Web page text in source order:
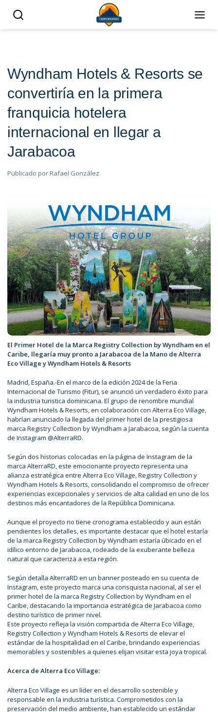
Wyndham Hotels & Resorts se
convertiría en la primera
franquicia hotelera
internacional en llegar a
Jarabacoa
Publicado porRafael González
El Primer Hotel de la Marca Registry Collection by Wyndham en el
Caribe, llegaría muy pronto a Jarabacoa de la Mano de Alterra
Eco Village y Wyndham Hotels & Resorts
Madrid, España.-En el marco de la edición 2024 de la Feria
Internacional de Turismo (Fitur), se anunció un verdadero éxito para
la industria turistica dominicana. El grupo de renombre mundial
Wyndham Hotels & Resorts, en colaboración con Alterra Eco Village,
habrían anunciado la llegada del primer hotel de la prestigiosa
marca Registry Collection by Wyndham a Jarabacoa, según la cuenta
de Instagram @AlterraRD.
Según dos historias colocadas en la página de Instagram de la
marca AlterraRD, este emocionante proyecto representa una
alianza estratégica entre Alterra Eco Village, Registry Collection y
Wyndham Hotels & Resorts, consolidando el compromiso de ofrecer
experiencias excepcionales y servicios de alta calidad en uno de los
destinos más encantadores de la República Dominicana.
Aunque el proyecto no tiene cronograma establecido y aun están
pendientes los detalles, es importante destacar que el hotel estaría
de la marca Registry Collection by Wyndham estaría úbicado en el
idílico entorno de Jarabacoa, rodeado de la exuberante belleza
natural que caracteriza a esta región.
Según detalla AlterraRD en un banner posteado en su cuenta de
Instagram, este proyecto marca una consquista nacional, al ser el
primer hotel de la marca Registry Collection by Wyndham en el
Caribe, destacando la importancia estratégica de Jarabacoa como
destino turístico de primer nivel.
Este proyecto refleja la visión compartida de Alterra Eco Village,
Registry Collection y Wyndham Hotels & Resorts de elevar el
estándar de la hospitalidad en el Caribe, brindando experiencias
memorables y sostenibles a quienes elijan visitar esta joya tropical.
Acerca de Alterra Eco Village:
Alterra Eco Village es un líder en el desarrollo sostenible y
responsable en la industria turística. Comprometidos con la
preservación del medio ambiente, han establecido un estándar